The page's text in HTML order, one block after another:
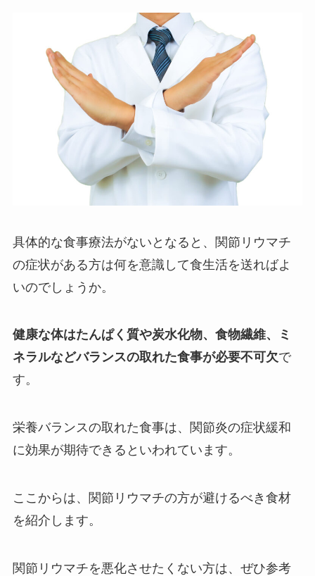
具体的な食事療法がないとなると、関節リウマチ
の症状がある方は何を意識して食生活を送ればよ
いのでしょうか。
健康な体はたんぱく質や炭水化物、食物繊維、ミ
ネラルなどバランスの取れた食事が必要不可欠で
す。
栄養バランスの取れた食事は、関節炎の症状緩和
に効果が期待できるといわれています。
ここからは、関節リウマチの方が避けるべき食材
を紹介します。
関節リウマチを悪化させたくない方は、ぜひ参考